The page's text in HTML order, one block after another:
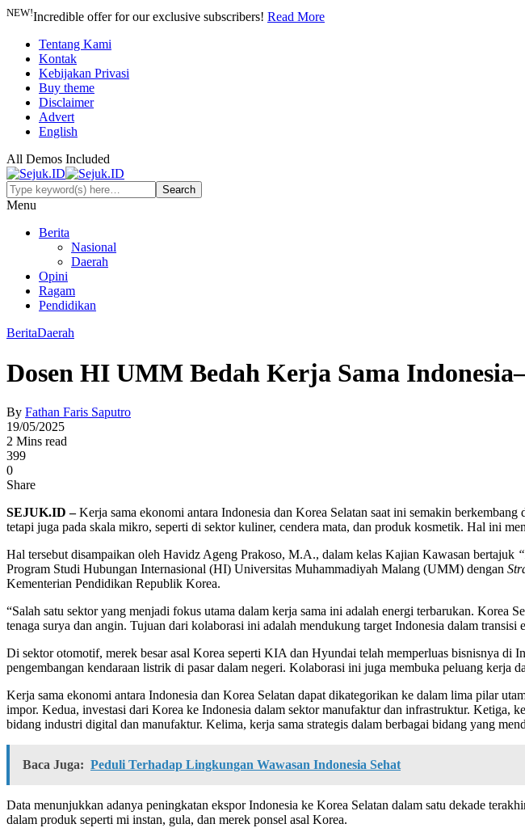
NEW!Incredible offer for our exclusive subscribers! Read More
Tentang Kami
Kontak
Kebijakan Privasi
Buy theme
Disclaimer
Advert
English
All Demos Included
Menu
Berita
Nasional
Daerah
Opini
Ragam
Pendidikan
BeritaDaerah
Dosen HI UMM Bedah Kerja Sama
By Fathan Faris Saputro
19/05/2025
2 Mins read
399
0
Share
SEJUK.ID –Kerja sama ekonomi antara Indonesia dan Korea Selatan saat ini semakin
tetapi juga pada skala mikro, seperti di sektor kuliner, cendera mata, dan produk kosmetik. Hal ini
Hal tersebut disampaikan oleh Havidz Ageng Prakoso, M.A., dalam kelas Kajian Kawasan bertajuk
Program Studi Hubungan Internasional (HI) Universitas Muhammadiyah Malang (UMM) dengan
Kementerian Pendidikan Republik Korea.
“Salah satu sektor yang menjadi fokus utama dalam kerja sama ini adalah energi terbarukan.
tenaga surya dan angin. Tujuan dari kolaborasi ini adalah mendukung target Indonesia dalam
Di sektor otomotif, merek besar asal Korea seperti KIA dan Hyundai telah memperluas bisnisnya di
pengembangan kendaraan listrik di pasar dalam negeri. Kolaborasi ini juga membuka peluang kerja
Kerja sama ekonomi antara Indonesia dan Korea Selatan dapat dikategorikan ke dalam lima pilar
impor. Kedua, investasi dari Korea ke Indonesia dalam sektor manufaktur dan infrastruktur. Ketiga,
bidang industri digital dan manufaktur. Kelima, kerja sama strategis dalam berbagai bidang yang
Baca Juga: Peduli Terhadap Lingkungan Wawasan Indonesia Sehat
Data menunjukkan adanya peningkatan ekspor Indonesia ke Korea Selatan dalam satu dekade
dalam produk seperti mi instan, gula, dan merek ponsel asal Korea.